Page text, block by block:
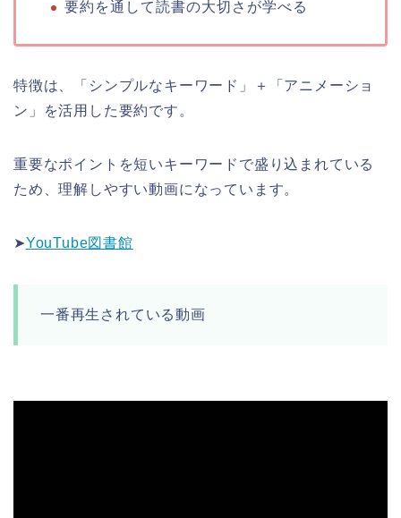
要約を通して読書の大切さが学べる
特徴は、「シンプルなキーワード」＋「アニメーショ
ン」を活用した要約です。
重要なポイントを短いキーワードで盛り込まれている
ため、理解しやすい動画になっています。
➤YouTube図書館
一番再生されている動画